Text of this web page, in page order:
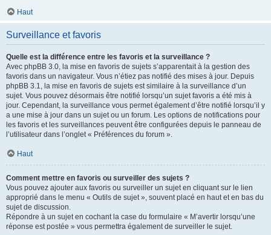
Haut
Surveillance et favoris
Quelle est la différence entre les favoris et la surveillance ?
Avec phpBB 3.0, la mise en favoris de sujets s’apparentait à la gestion des
favoris dans un navigateur. Vous n’étiez pas notifié des mises à jour. Depuis
phpBB 3.1, la mise en favoris de sujets est similaire à la surveillance d’un
sujet. Vous pouvez désormais être notifié lorsqu’un sujet favoris a été mis à
jour. Cependant, la surveillance vous permet également d’être notifié lorsqu’il y
a une mise à jour dans un sujet ou un forum. Les options de notifications pour
les favoris et les surveillances peuvent être configurées depuis le panneau de
l’utilisateur dans l’onglet « Préférences du forum ».
Haut
Comment mettre en favoris ou surveiller des sujets ?
Vous pouvez ajouter aux favoris ou surveiller un sujet en cliquant sur le lien
approprié dans le menu « Outils de sujet », souvent placé en haut et en bas du
sujet de discussion.
Répondre à un sujet en cochant la case du formulaire « M’avertir lorsqu’une
réponse est postée » vous permettra également de surveiller le sujet.